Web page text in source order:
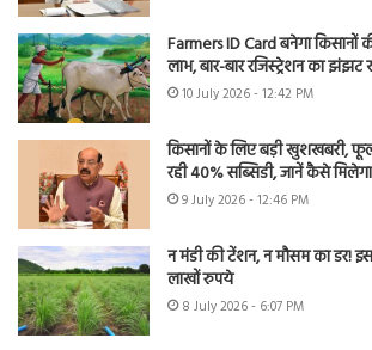
Farmers ID Card बनेगा किसानों
लाभ, बार-बार रजिस्ट्रेशन का
10 July 2026 - 12:42 PM
किसानों के लिए बड़ी खुशखबरी,
रही 40% सब्सिडी, जानें कैसे
9 July 2026 - 12:46 PM
न मंडी की टेंशन, न मौसम का डर!
लाखों रुपये
8 July 2026 - 6:07 PM